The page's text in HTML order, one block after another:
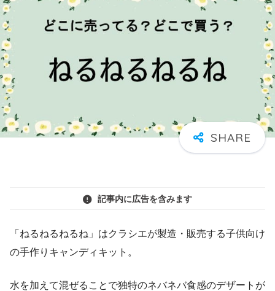
記事内に広告を含みます
「ねるねるねるね」はクラシエが製造・販売する子供向け
の手作りキャンディキット。
水を加えて混ぜることで独特のネバネバ食感のデザートが